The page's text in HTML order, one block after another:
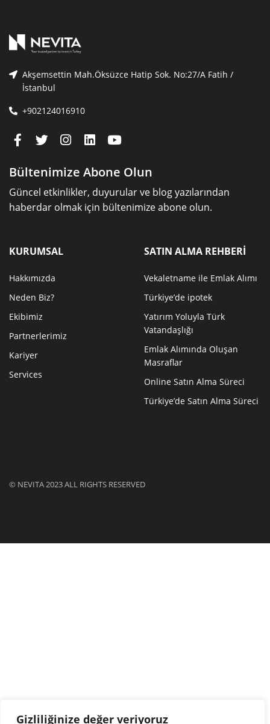
Gizliliğinize değer veriyoruz
Akşemsettin Mah.Öksüzce Hatip Sok. No:27/A Fatih /
İstanbul
+902124016910
Bültenimize Abone Olun
Güncel etkinlikler, duyurular ve blog yazılarından
haberdar olmak için bültenimize abone olun.
KURUMSAL
Hakkımızda
Neden Biz?
Ekibimiz
Partnerlerimiz
Kariyer
Services
SATIN ALMA REHBERİ
Vekaletname ile Emlak Alımı
Türkiye’de ipotek
Yatırım Yoluyla Türk
Vatandaşlığı
Emlak Alımında Oluşan
Masraflar
Online Satın Alma Süreci
Türkiye’de Satın Alma Süreci
© NEVITA 2023 ALL RIGHTS RESERVED